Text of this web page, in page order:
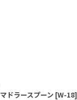
マドラースプーン [W-18]